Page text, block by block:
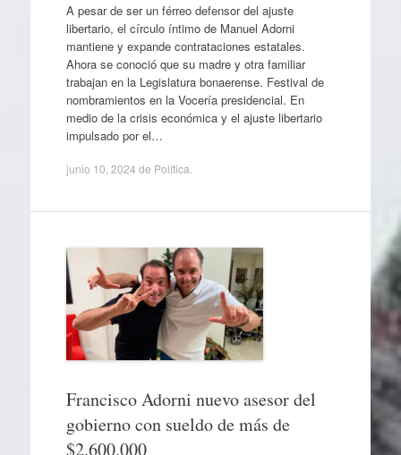
A pesar de ser un férreo defensor del ajuste
libertario, el círculo íntimo de Manuel Adorni
mantiene y expande contrataciones estatales.
Ahora se conoció que su madre y otra familiar
trabajan en la Legislatura bonaerense. Festival de
nombramientos en la Vocería presidencial. En
medio de la crisis económica y el ajuste libertario
impulsado por el…
junio 10, 2024 de Política
Francisco Adorni nuevo asesor del
gobierno con sueldo de más de
$2.600.000